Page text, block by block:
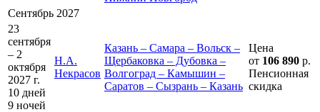
Сентябрь 2027
23
сентября
– 2
октября
2027 г.
10 дней
9 ночей
Н.А.
Некрасов
Казань – Самара – Вольск –
Щербаковка – Дубовка –
Волгоград – Камышин –
Саратов – Сызрань – Казань
Цена
от 106 890 р.
Пенсионная
скидка